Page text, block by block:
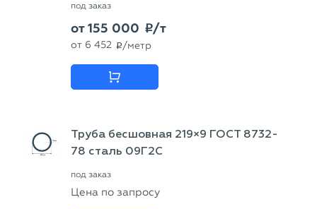
под заказ
от155 000 p/т
от 6 452 p /метр
Труба бесшовная 219×9 ГОСТ 8732-
78 сталь 09Г2С
под заказ
Цена по запросу